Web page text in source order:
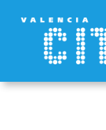
contenido